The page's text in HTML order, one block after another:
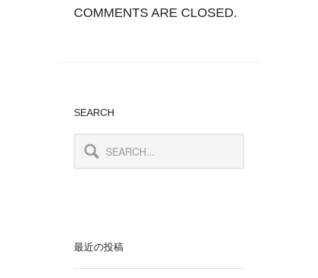
COMMENTS ARE CLOSED.
SEARCH
最近の投稿